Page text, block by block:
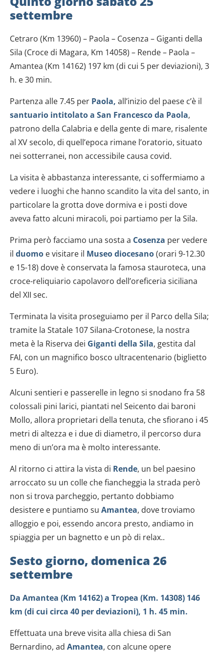
settembre
Cetraro (Km 13960) – Paola – Cosenza – Giganti della
Sila (Croce di Magara, Km 14058) – Rende – Paola –
Amantea (Km 14162) 197 km (di cui 5 per deviazioni), 3
h. e 30 min.
Partenza alle 7.45 per Paola, all’inizio del paese c’è il
santuario intitolato a San Francesco da Paola,
patrono della Calabria e della gente di mare, risalente
al XV secolo, di quell’epoca rimane l’oratorio, situato
nei sotterranei, non accessibile causa covid.
La visita è abbastanza interessante, ci soffermiamo a
vedere i luoghi che hanno scandito la vita del santo, in
particolare la grotta dove dormiva e i posti dove
aveva fatto alcuni miracoli, poi partiamo per la Sila.
Prima però facciamo una sosta a Cosenza per vedere
il duomo e visitare il Museo diocesano(orari 9-12.30
e 15-18) dove è conservata la famosa stauroteca, una
croce-reliquiario capolavoro dell’oreficeria siciliana
del XII sec.
Terminata la visita proseguiamo per il Parco della Sila;
tramite la Statale 107 Silana-Crotonese, la nostra
meta è la Riserva dei Giganti della Sila, gestita dal
FAI, con un magnifico bosco ultracentenario (biglietto
5 Euro).
Alcuni sentieri e passerelle in legno si snodano fra 58
colossali pini larici, piantati nel Seicento dai baroni
Mollo, allora proprietari della tenuta, che sfiorano i 45
metri di altezza e i due di diametro, il percorso dura
meno di un’ora ma è molto interessante.
Al ritorno ci attira la vista di Rende, un bel paesino
arroccato su un colle che fiancheggia la strada però
non si trova parcheggio, pertanto dobbiamo
desistere e puntiamo su Amantea, dove troviamo
alloggio e poi, essendo ancora presto, andiamo in
spiaggia per un bagnetto e un pò di relax..
Sesto giorno, domenica 26
settembre
Da Amantea (Km 14162) a Tropea (Km. 14308) 146
km (di cui circa 40 per deviazioni), 1 h. 45 min.
Effettuata una breve visita alla chiesa di San
Bernardino, ad Amantea, con alcune opere